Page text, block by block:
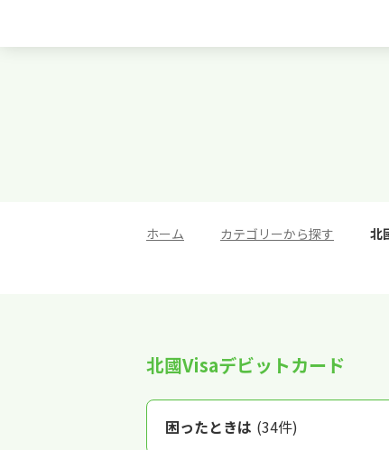
ホーム カテゴリーから探す 北
北國Visaデビットカード
困ったときは (34件)